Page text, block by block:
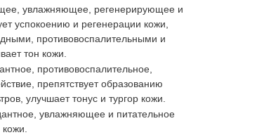
увлажняющее, регенерирующее и
успокоению и регенерации кожи,
противовоспалительными и
тон кожи.
противовоспалительное,
препятствует образованию
улучшает тонус и тургор кожи.
увлажняющее и питательное